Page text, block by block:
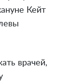
Кейт
врачей,